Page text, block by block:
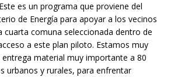
es un programa que proviene del
de Energía para apoyar a los vecinos
cuarta comuna seleccionada dentro de
a este plan piloto. Estamos muy
material muy importante a 80
urbanos y rurales, para enfrentar